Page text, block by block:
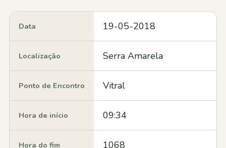
Data 19-05-2018
Localização Serra Amarela
Ponto de Encontro Vitral
Hora de início 09:34
Hora do fim 1068